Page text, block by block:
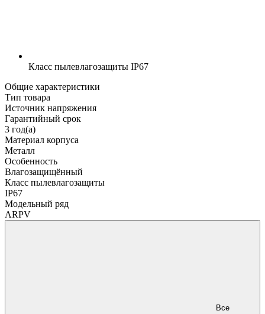
Класс пылевлагозащиты IP67
Общие характеристики
Тип товара
Источник напряжения
Гарантийный срок
3 год(а)
Материал корпуса
Металл
Особенность
Влагозащищённый
Класс пылевлагозащиты
IP67
Модельный ряд
ARPV